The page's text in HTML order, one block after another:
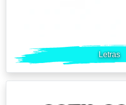
Letras